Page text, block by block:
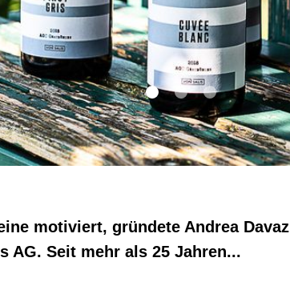
motiviert, gründete Andrea Davaz
AG. Seit mehr als 25 Jahren...